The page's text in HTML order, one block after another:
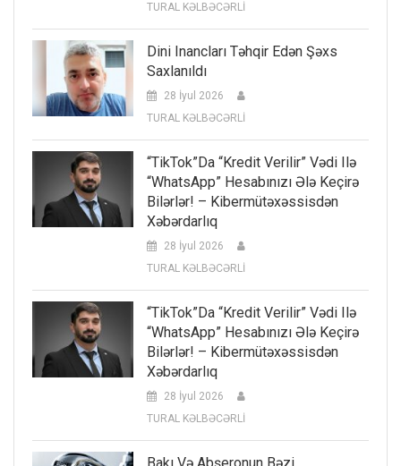
TURAL KƏLBƏCƏRLİ
Dini Inancları Təhqir Edən Şəxs
Saxlanıldı
28 İyul 2026
TURAL KƏLBƏCƏRLİ
“TikTok”da “kredit Verilir” Vədi Ilə
“WhatsApp” Hesabınızı Ələ Keçirə
Bilərlər! – Kibermütəxəssisdən
Xəbərdarlıq
28 İyul 2026
TURAL KƏLBƏCƏRLİ
“TikTok”da “kredit Verilir” Vədi Ilə
“WhatsApp” Hesabınızı Ələ Keçirə
Bilərlər! – Kibermütəxəssisdən
Xəbərdarlıq
28 İyul 2026
TURAL KƏLBƏCƏRLİ